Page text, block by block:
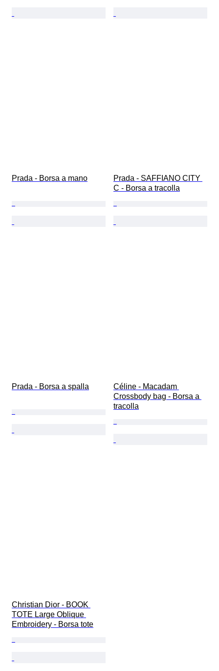
Prada - Borsa a mano
Prada - SAFFIANO CITY
C - Borsa a tracolla
Prada - Borsa a spalla
Céline - Macadam
Crossbody bag - Borsa a
tracolla
Christian Dior - BOOK
TOTE Large Oblique
Embroidery - Borsa tote